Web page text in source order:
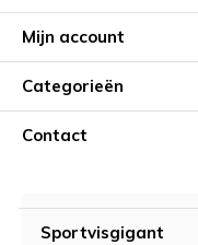
Mijn account
Categorieën
Contact
Sportvisgigant